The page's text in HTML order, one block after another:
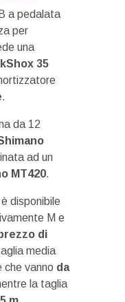
a pedalata
per
una
35
.
da 12
ad un
MT420.
disponibile
M e
di
media
che vanno da
la taglia